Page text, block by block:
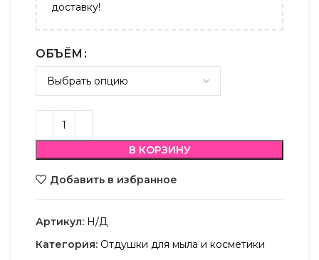
доставку!
ОБЪЁМ
В КОРЗИНУ
Добавить в избранное
Артикул: Н/Д
Категория: Отдушки для мыла и косметики